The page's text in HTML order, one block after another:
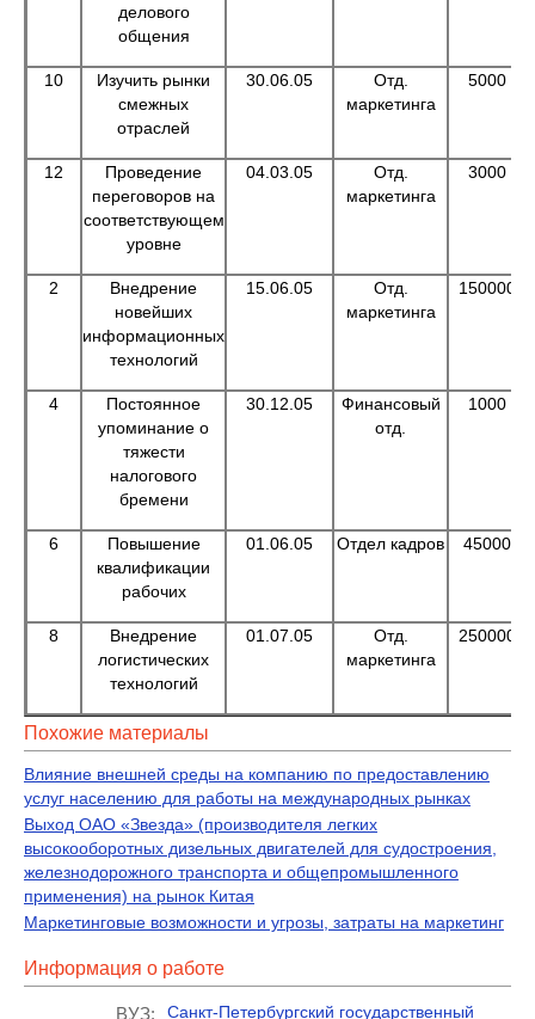
делового
общения
10
Изучить рынки
смежных
отраслей
30.06.05
Отд.
маркетинга
5000
12
Проведение
переговоров на
соответствующем
уровне
04.03.05
Отд.
маркетинга
3000
2
Внедрение
новейших
информационных
технологий
15.06.05
Отд.
маркетинга
150000
4
Постоянное
упоминание о
тяжести
налогового
бремени
30.12.05
Финансовый
отд.
1000
6
Повышение
квалификации
рабочих
01.06.05 Отдел кадров 45000
8
Внедрение
логистических
технологий
01.07.05
Отд.
маркетинга
250000
Похожие материалы
Влияние внешней среды на компанию по предоставлению
услуг населению для работы на международных рынках
Выход ОАО «Звезда» (производителя легких
высокооборотных дизельных двигателей для судостроения,
железнодорожного транспорта и общепромышленного
применения) на рынок Китая
Маркетинговые возможности и угрозы, затраты на маркетинг
Информация о работе
ВУЗ: Санкт-Петербургский государственный